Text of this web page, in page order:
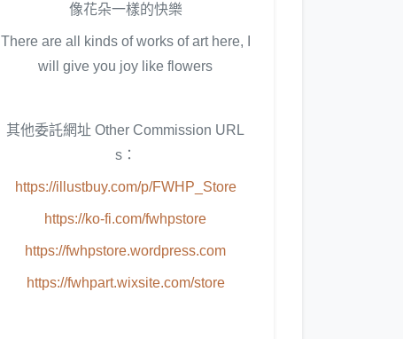
像花朵一樣的快樂
There are all kinds of works of art here, I
will give you joy like flowers
其他委託網址 Other Commission URL
s：
https://illustbuy.com/p/FWHP_Store
https://ko-fi.com/fwhpstore
https://fwhpstore.wordpress.com
https://fwhpart.wixsite.com/store